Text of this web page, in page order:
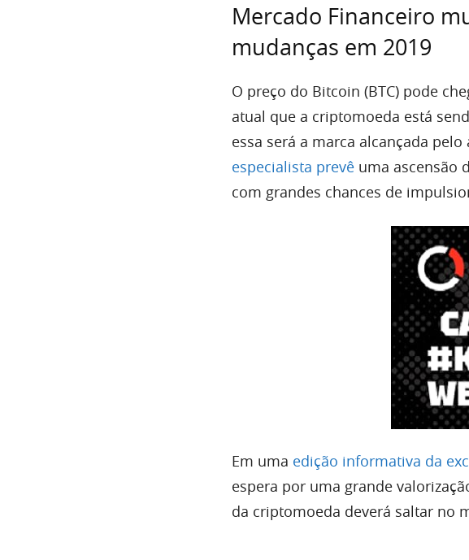
Mercado Financeiro
mudanças em 2019
O preço do Bitcoin (BTC) pode
atual que a criptomoeda está
essa será a marca alcançada
especialista prevê uma ascensão
com grandes chances de
Em uma edição informativa da
espera por uma grande
da criptomoeda deverá saltar no